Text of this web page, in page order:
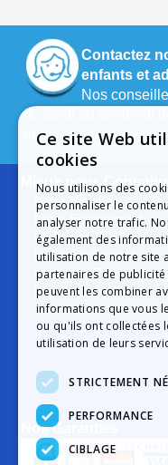
Contactez
enfants et
Nos
du lundi au vendredi
depuis un poste fixe).
Mieux nous Connaître
Notre Histoire
Notre Engagement
La Charte Qualité
Le Projet Educatif
Les Aides Possibles
Les Groupes
Nos Garanties
Ce site Web
cookies
Nous utilisons des
personnaliser le
analyser notre trafic.
également des
utilisation de notre site
partenaires de publicité
peuvent les combiner
informations que vous
ou qu'ils ont collectées
utilisation de leurs
STRICTEMENT
PERFORMANCE
CIBLAGE